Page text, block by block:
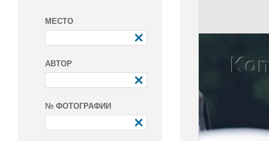
МЕСТО
АВТОР
№ ФОТОГРАФИИ